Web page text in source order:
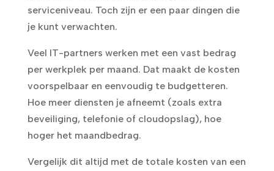
serviceniveau. Toch zijn er een paar dingen die
je kunt verwachten.
Veel IT-partners werken met een vast bedrag
per werkplek per maand. Dat maakt de kosten
voorspelbaar en eenvoudig te budgetteren.
Hoe meer diensten je afneemt (zoals extra
beveiliging, telefonie of cloudopslag), hoe
hoger het maandbedrag.
Vergelijk dit altijd met de totale kosten van een